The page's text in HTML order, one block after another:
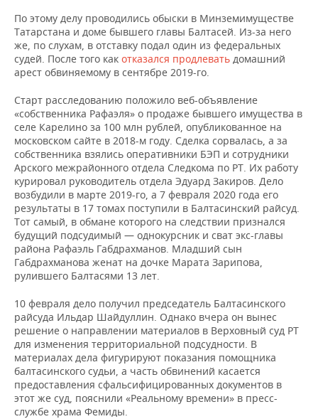
По этому делу проводились обыски в Минземимуществе
Татарстана и доме бывшего главы Балтасей. Из-за него
же, по слухам, в отставку подал один из федеральных
судей. После того как отказался продлевать домашний
арест обвиняемому в сентябре 2019-го.
Старт расследованию положило веб-объявление
«собственника Рафаэля» о продаже бывшего имущества в
селе Карелино за 100 млн рублей, опубликованное на
московском сайте в 2018-м году. Сделка сорвалась, а за
собственника взялись оперативники БЭП и сотрудники
Арского межрайонного отдела Следкома по РТ. Их работу
курировал руководитель отдела Эдуард Закиров. Дело
возбудили в марте 2019-го, а 7 февраля 2020 года его
результаты в 17 томах поступили в Балтасинский райсуд.
Тот самый, в обмане которого на следствии признался
будущий подсудимый — однокурсник и сват экс-главы
района Рафаэль Габдрахманов. Младший сын
Габдрахманова женат на дочке Марата Зарипова,
рулившего Балтасями 13 лет.
10 февраля дело получил председатель Балтасинского
райсуда Ильдар Шайдуллин. Однако вчера он вынес
решение о направлении материалов в Верховный суд РТ
для изменения территориальной подсудности. В
материалах дела фигурируют показания помощника
балтасинского судьи, а часть обвинений касается
предоставления сфальсифицированных документов в
этот же суд, пояснили «Реальному времени» в пресс-
службе храма Фемиды.